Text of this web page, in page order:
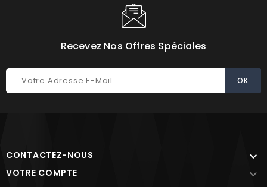
Recevez Nos Offres Spéciales
CONTACTEZ-NOUS 
VOTRE COMPTE 